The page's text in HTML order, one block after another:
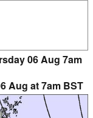
06 Aug 7am
Aug at 7am BST